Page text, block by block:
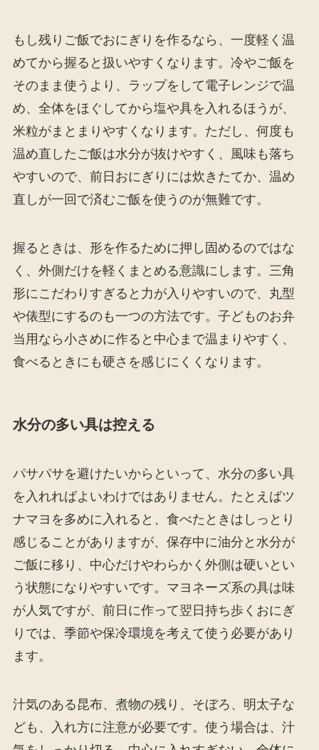
もし残りご飯でおにぎりを作るなら、一度軽く温
めてから握ると扱いやすくなります。冷やご飯を
そのまま使うより、ラップをして電子レンジで温
め、全体をほぐしてから塩や具を入れるほうが、
米粒がまとまりやすくなります。ただし、何度も
温め直したご飯は水分が抜けやすく、風味も落ち
やすいので、前日おにぎりには炊きたてか、温め
直しが一回で済むご飯を使うのが無難です。
握るときは、形を作るために押し固めるのではな
く、外側だけを軽くまとめる意識にします。三角
形にこだわりすぎると力が入りやすいので、丸型
や俵型にするのも一つの方法です。子どものお弁
当用なら小さめに作ると中心まで温まりやすく、
食べるときにも硬さを感じにくくなります。
水分の多い具は控える
パサパサを避けたいからといって、水分の多い具
を入れればよいわけではありません。たとえばツ
ナマヨを多めに入れると、食べたときはしっとり
感じることがありますが、保存中に油分と水分が
ご飯に移り、中心だけやわらかく外側は硬いとい
う状態になりやすいです。マヨネーズ系の具は味
が人気ですが、前日に作って翌日持ち歩くおにぎ
りでは、季節や保冷環境を考えて使う必要があり
ます。
汁気のある昆布、煮物の残り、そぼろ、明太子な
ども、入れ方に注意が必要です。使う場合は、汁